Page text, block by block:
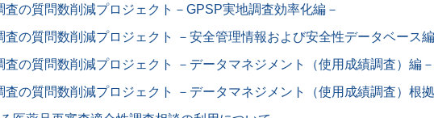
の質問数削減プロジェクト－GPSP実地調査効率化編－
の質問数削減プロジェクト －安全管理情報および安全性データベース
の質問数削減プロジェクト －データマネジメント（使用成績調査）編－
の質問数削減プロジェクト －データマネジメント（使用成績調査）根